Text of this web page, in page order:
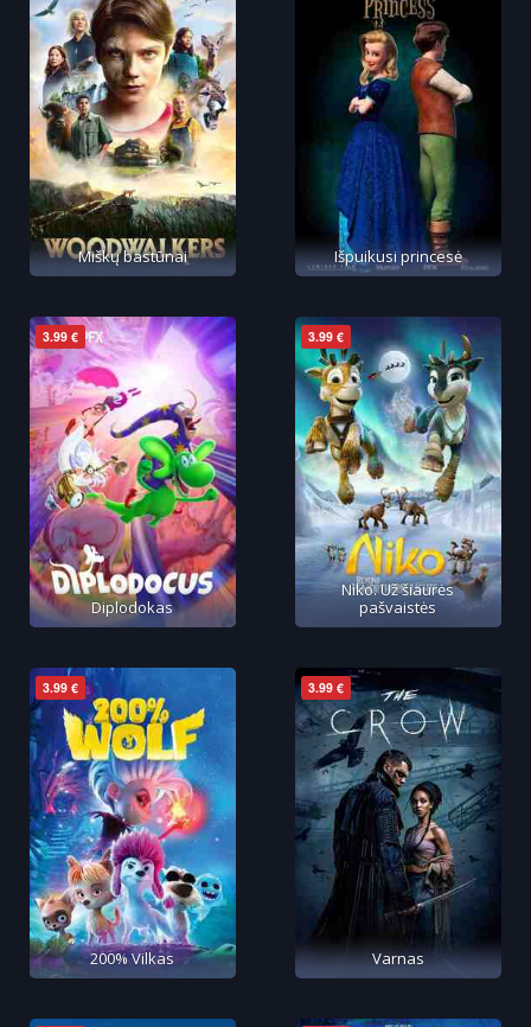
Išpuikusi princesė
Miškų bastūnai
3.99 €
Niko. Už šiaurės
pašvaistės
3.99 €
Diplodokas
3.99 €
Varnas
3.99 €
200% Vilkas